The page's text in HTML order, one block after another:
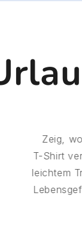
Zeig,
T-Shirt
leichtem